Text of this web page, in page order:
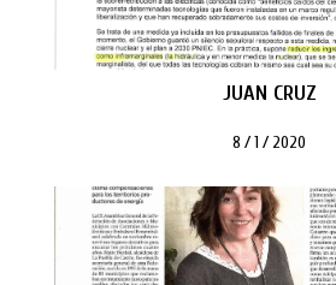
JUAN CRUZ
8 / 1 / 2020